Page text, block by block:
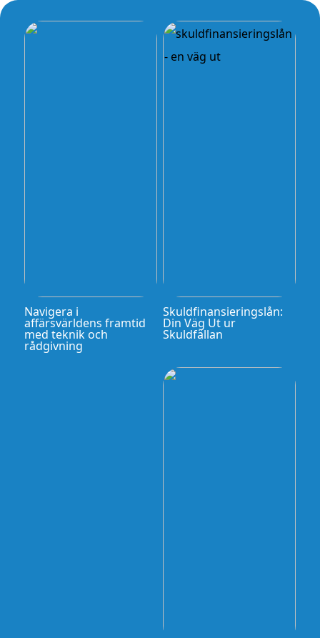
Navigera i
affärsvärldens framtid
med teknik och
rådgivning
Skuldfinansieringslån:
Din Väg Ut ur
Skuldfällan